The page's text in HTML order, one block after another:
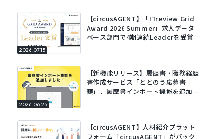
2026.07.15
【circusAGENT】「ITreview Grid
Award 2026 Summer」求人データ
ベース部門で4期連続Leaderを受賞
2026.06.25
【新機能リリース】履歴書・職務経歴
書作成サービス「ととのう応募書
類」、履歴書インポート機能を追加。
【circusAGENT】人材紹介プラット
フォーム「circusAGENT」がバック